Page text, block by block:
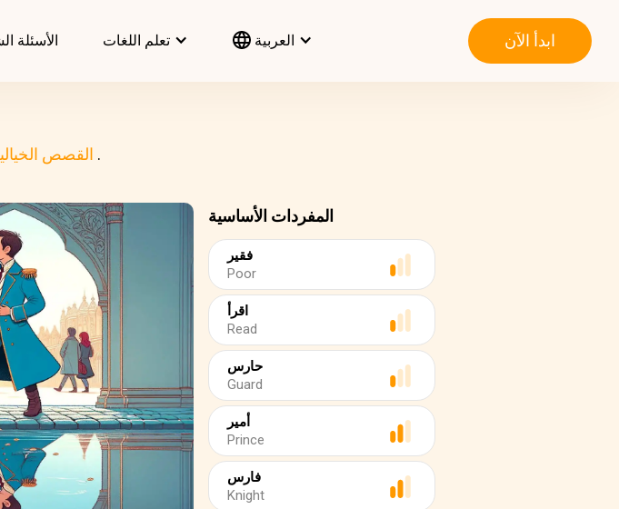
الأسئلة تعلم اللغات العربية ابدأ الآن
القصص اَلْأَمِيرُ وَ الْفَقِير .
المفردات الأساسية
فقير
Poor
اقرأ
Read
حارس
Guard
أمير
Prince
فارس
Knight